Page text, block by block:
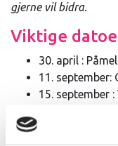
gjerne vil bidra.
Viktige
30. april :
11. september:
15. september
27. og 28.